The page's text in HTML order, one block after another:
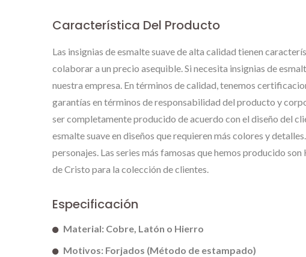
Característica Del Producto
Las insignias de esmalte suave de alta calidad tienen
colaborar a un precio asequible. Si necesita insignias de
nuestra empresa. En términos de calidad, tenemos
garantías en términos de responsabilidad del producto y
ser completamente producido de acuerdo con el diseño del
esmalte suave en diseños que requieren más colores y
personajes. Las series más famosas que hemos producido
de Cristo para la colección de clientes.
Especificación
Material: Cobre, Latón o Hierro
Motivos: Forjados (Método de estampado)
Etiquetas De Metal
Personalizadas
Pin